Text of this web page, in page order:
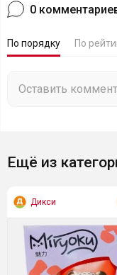
0
По порядку По
Ещё из
Дикси